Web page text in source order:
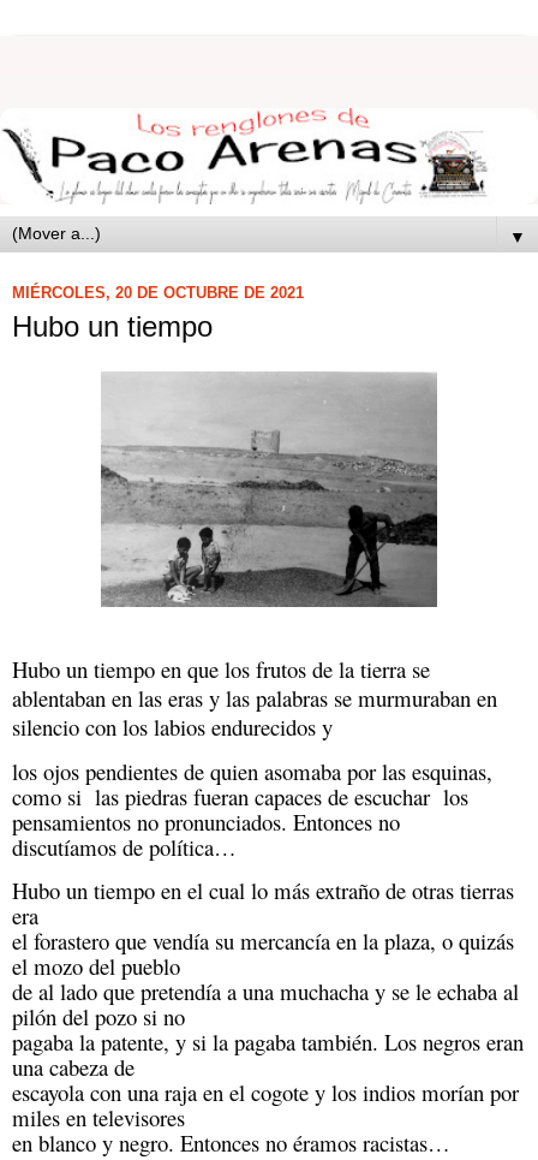
▼
MIÉRCOLES, 20 DE OCTUBRE DE 2021
Hubo un tiempo
Hubo un tiempo en que los frutos de la tierra se
ablentaban en las eras y las palabras se murmuraban en
silencio con los labios endurecidos y
los ojos pendientes de quien asomaba por las esquinas,
como si  las piedras fueran capaces de escuchar  los
pensamientos no pronunciados. Entonces no
discutíamos de política…
Hubo un tiempo en el cual lo más extraño de otras tierras
era
el forastero que vendía su mercancía en la plaza, o quizás
el mozo del pueblo
de al lado que pretendía a una muchacha y se le echaba al
pilón del pozo si no
pagaba la patente, y si la pagaba también. Los negros eran
una cabeza de
escayola con una raja en el cogote y los indios morían por
miles en televisores
en blanco y negro. Entonces no éramos racistas…